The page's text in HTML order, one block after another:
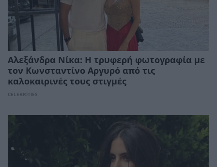
Αλεξάνδρα Νίκα: Η τρυφερή φωτογραφία με
τον Κωνσταντίνο Αργυρό από τις
καλοκαιρινές τους στιγμές
CELEBRITIES